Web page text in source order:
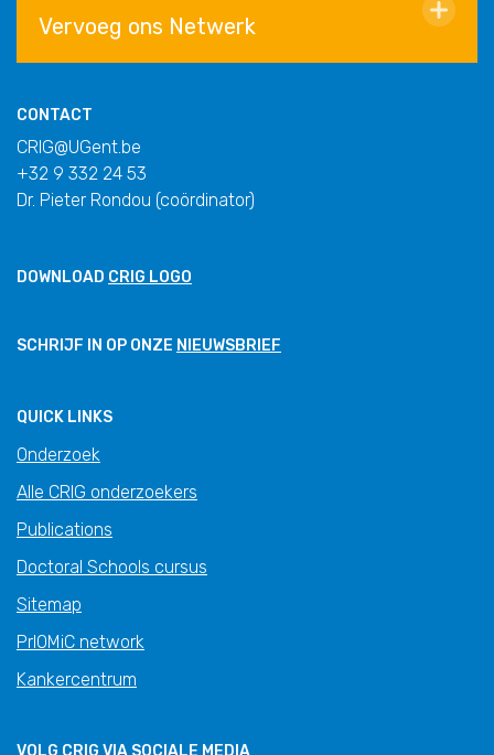
Vervoeg ons Netwerk
CONTACT
CRIG@UGent.be
+32 9 332 24 53
Dr. Pieter Rondou (coördinator)
DOWNLOAD CRIG LOGO
SCHRIJF IN OP ONZE NIEUWSBRIEF
QUICK LINKS
Onderzoek
Alle CRIG onderzoekers
Publications
Doctoral Schools cursus
Sitemap
PrIOMiC network
Kankercentrum
VOLG CRIG VIA SOCIALE MEDIA